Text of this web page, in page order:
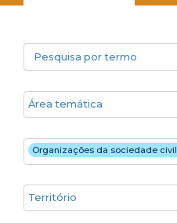
Pesquisa por termo
Áreas temáticas
Público
Organizações da sociedade civil
Territórios